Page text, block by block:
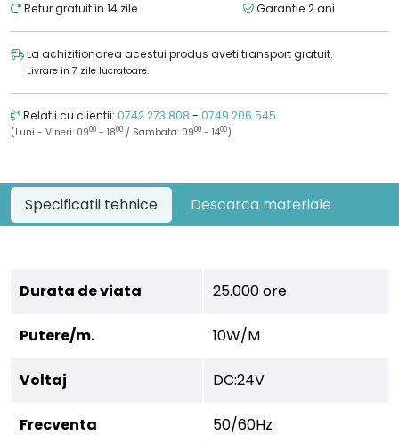
Retur gratuit in 14 zile Garantie 2 ani
La achizitionarea acestui produs aveti transport gratuit.
Livrare in 7 zile lucratoare.
Relatii cu clientii: 0742.273.808 - 0749.206.545
(Luni - Vineri: 0900 - 1800 / Sambata: 0900 - 1400)
Specificatii tehnice Descarca materiale
Durata de viata 25.000 ore
Putere/m. 10W/M
Voltaj DC:24V
Frecventa 50/60Hz